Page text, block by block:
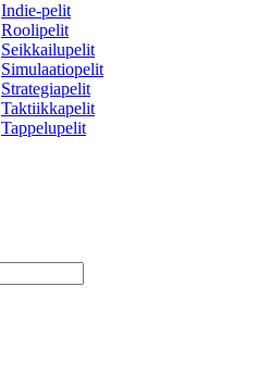
Indie-pelit
Roolipelit
Seikkailupelit
Simulaatiopelit
Strategiapelit
Taktiikkapelit
Tappelupelit